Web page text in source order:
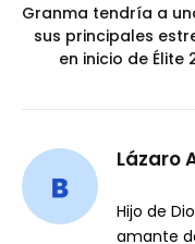
Granma tendría a
sus principales
en inicio de Élite
Lázaro
Hijo de
amante